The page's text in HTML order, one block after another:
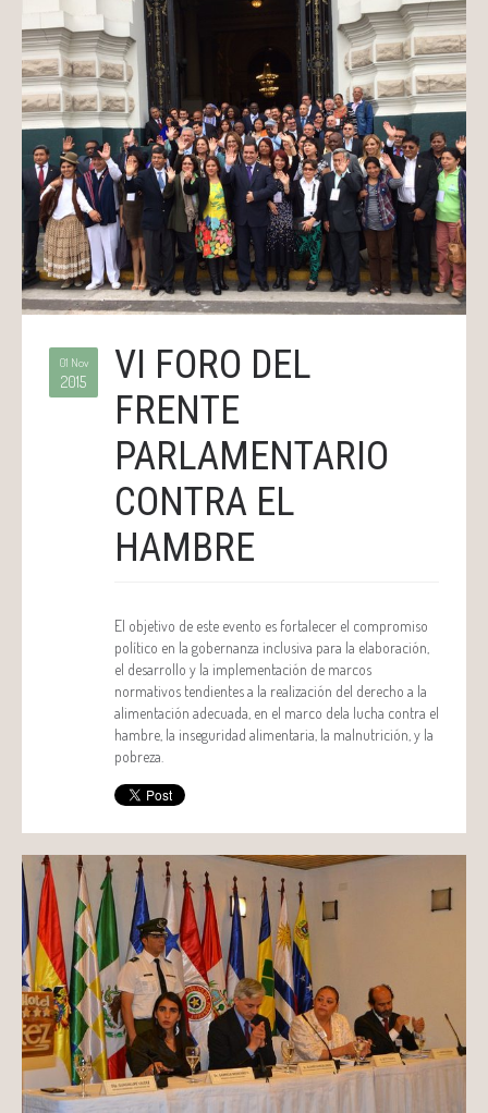
01 Nov
2015
VI FORO DEL
FRENTE
PARLAMENTARIO
CONTRA EL
HAMBRE
El objetivo de este evento es fortalecer el compromiso
político en la gobernanza inclusiva para la elaboración,
el desarrollo y la implementación de marcos
normativos tendientes a la realización del derecho a la
alimentación adecuada, en el marco dela lucha contra el
hambre, la inseguridad alimentaria, la malnutrición, y la
pobreza.